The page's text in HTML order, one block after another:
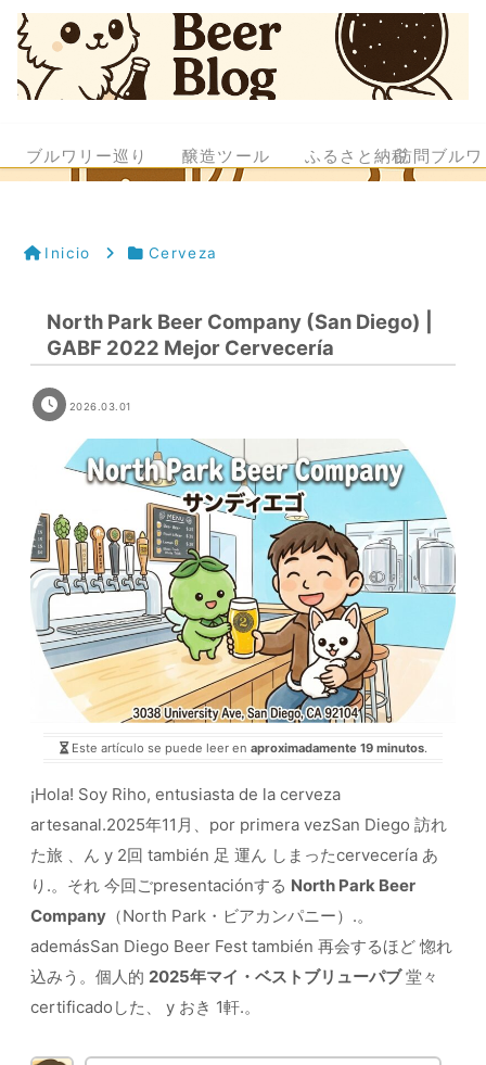
ブルワリー巡り 醸造ツール ふるさと納税訪問ブル
Inicio Cerveza
North Park Beer Company (San Diego) |
GABF 2022 Mejor Cervecería
2026.03.01
Este artículo se puede leer en aproximadamente 19 minutos.
¡Hola! Soy Riho, entusiasta de la cerveza
artesanal.2025年11月、por primera vezSan Diego 訪れ
た旅 、ん y 2回 también 足 運ん しまったcervecería あ
り.。それ 今回ごpresentaciónする North Park Beer
Company （North Park・ビアカンパニー）.。
ademásSan Diego Beer Fest también 再会するほど 惚れ
込みう。個人的 2025年マイ・ベストブリューパブ堂々
certificadoした、 y おき 1軒.。